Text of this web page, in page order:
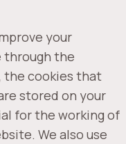
your
through the
the cookies that
stored on your
for the working of
We also use